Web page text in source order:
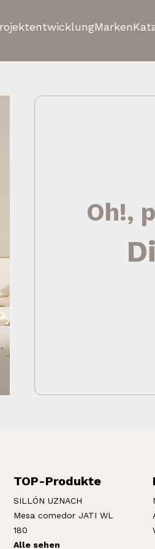
Marken
Oh!,
TOP-Produkte
SILLÓN UZNACH
Mesa comedor JATI WL
180
Alle sehen